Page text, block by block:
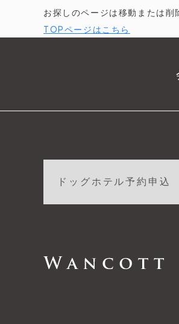
お探しのページは移動または削
TOPページはこちら
ドッグホテル予約申込